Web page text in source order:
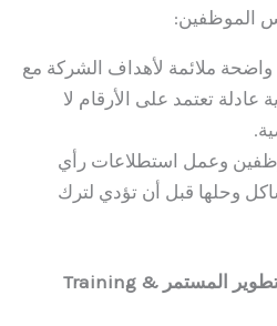
الموظفين:
ملائمة لأهداف الشركة مع
عادلة تعتمد على الأرقام لا
وعمل استطلاعات رأي
وحلها قبل أن تؤدي لترك
سابعا: تخطيط التدريب والتطوير المستمر Training &